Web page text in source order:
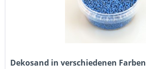
Dekosand in verschiedenen Farben